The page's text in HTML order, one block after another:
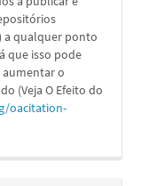
a qualquer ponto
que isso pode
o
(Veja O Efeito do
oacitation-